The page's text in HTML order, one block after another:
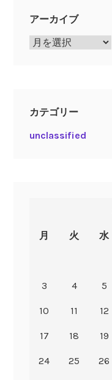
アーカイブ
ア
カテゴリー
unclassified
月 火 水
3 4 5
10 11 12
17 18 19
24 25 26